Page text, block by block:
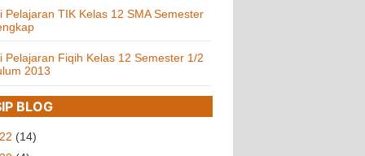
Pelajaran TIK Kelas 12 SMA Semester
Pelajaran Fiqih Kelas 12 Semester 1/2
2013
BLOG
(14)